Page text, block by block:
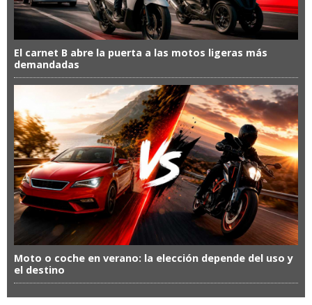
El carnet B abre la puerta a las motos ligeras más
demandadas
Moto o coche en verano: la elección depende del uso y
el destino